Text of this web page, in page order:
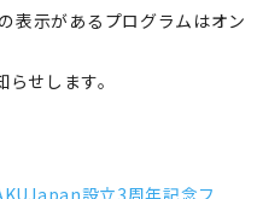
表示があるプログラムはオン
せします。
設立3周年記念フ